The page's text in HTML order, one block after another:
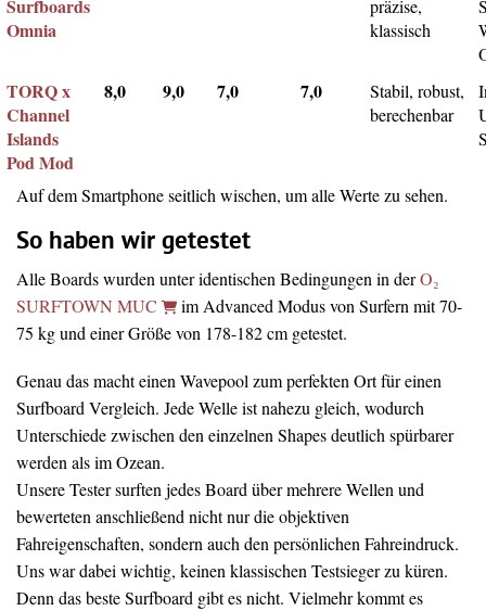
Surfboards
Omnia
präzise,
klassisch
TORQ x
Channel
Islands
Pod Mod
8,0 9,0 7,0 7,0
Stabil, robust,
berechenbar
Auf dem Smartphone seitlich wischen, um alle Werte zu sehen.
So haben wir getestet
Alle Boards wurden unter identischen Bedingungen in derO₂
SURFTOWN MUC
im Advanced Modus von Surfern mit 70-
75 kg und einer Größe von 178-182 cm getestet.
Genau das macht einen Wavepool zum perfekten Ort für einen
Surfboard Vergleich. Jede Welle ist nahezu gleich, wodurch
Unterschiede zwischen den einzelnen Shapes deutlich spürbarer
werden als im Ozean.
Unsere Tester surften jedes Board über mehrere Wellen und
bewerteten anschließend nicht nur die objektiven
Fahreigenschaften, sondern auch den persönlichen Fahreindruck.
Uns war dabei wichtig, keinen klassischen Testsieger zu küren.
Denn das beste Surfboard gibt es nicht. Vielmehr kommt es